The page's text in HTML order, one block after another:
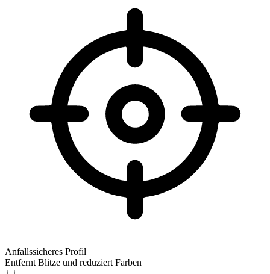
Anfallssicheres Profil
Entfernt Blitze und reduziert Farben